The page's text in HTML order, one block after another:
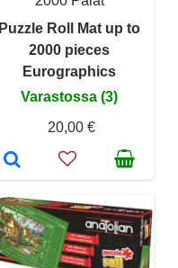
Puzzle Roll Mat up to
2000 pieces
Eurographics
Varastossa (3)
20,00 €